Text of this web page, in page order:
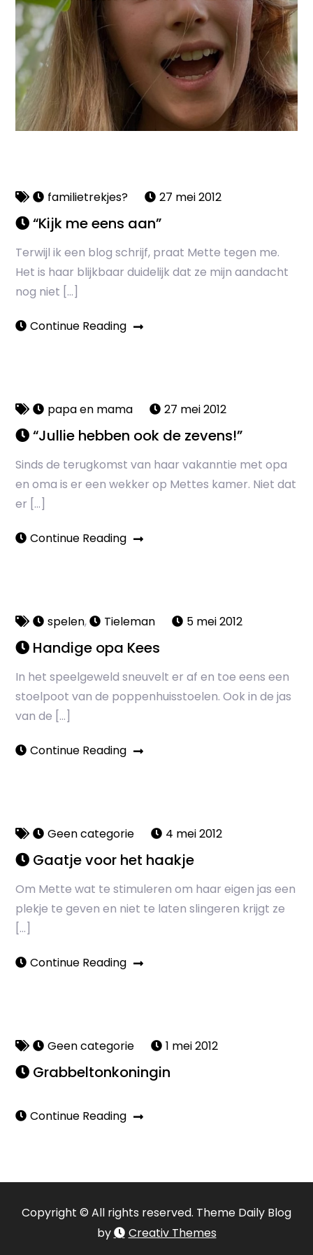
familietrekjes? 27 mei 2012
“Kijk me eens aan”
Terwijl ik een blog schrijf, praat Mette tegen me.
Het is haar blijkbaar duidelijk dat ze mijn aandacht
nog niet […]
Continue Reading
papa en mama 27 mei 2012
“Jullie hebben ook de zevens!”
Sinds de terugkomst van haar vakanntie met opa
en oma is er een wekker op Mettes kamer. Niet dat
er […]
Continue Reading
spelen, Tieleman 5 mei 2012
Handige opa Kees
In het speelgeweld sneuvelt er af en toe eens een
stoelpoot van de poppenhuisstoelen. Ook in de jas
van de […]
Continue Reading
Geen categorie 4 mei 2012
Gaatje voor het haakje
Om Mette wat te stimuleren om haar eigen jas een
plekje te geven en niet te laten slingeren krijgt ze
[…]
Continue Reading
Geen categorie 1 mei 2012
Grabbeltonkoningin
Continue Reading
Copyright © All rights reserved. Theme Daily Blog
by
Creativ Themes